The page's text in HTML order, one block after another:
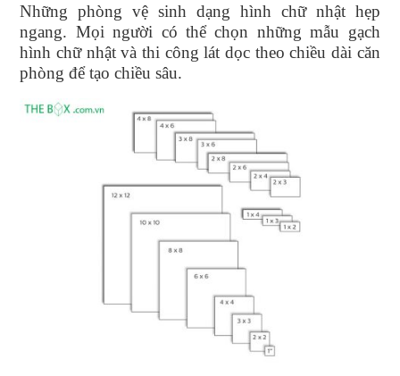
Những phòng vệ sinh dạng hình chữ nhật hẹp
ngang. Mọi người có thể chọn những mẫu gạch
hình chữ nhật và thi công lát dọc theo chiều dài căn
phòng để tạo chiều sâu.